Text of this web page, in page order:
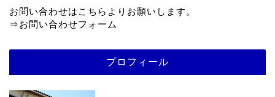
お問い合わせはこちらよりお願いします。
⇒お問い合わせフォーム
プロフィール